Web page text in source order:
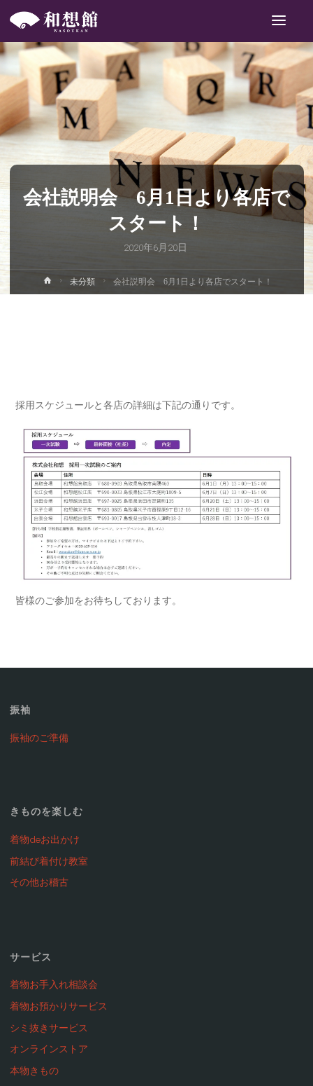
会社説明会 6月1日より各店で
スタート！
2020年6月20日
ホ
ー
未分類 会社説明会 6月1日より各店でスタート！
採用スケジュールと各店の詳細は下記の通りです。
皆様のご参加をお待ちしております。
振袖
振袖のご準備
きものを楽しむ
着物deお出かけ
前結び着付け教室
その他お稽古
サービス
着物お手入れ相談会
着物お預かりサービス
シミ抜きサービス
オンラインストア
本物きもの